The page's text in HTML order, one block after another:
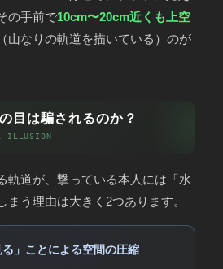
の手前で10cm〜20cm近くも上空
（山なりの軌道を描いている）のが
目は騙されるのか？
ILLUSION
軌道が、撃っている本人には「水
まう理由は大きく2つあります。
る」ことによる空間の圧縮